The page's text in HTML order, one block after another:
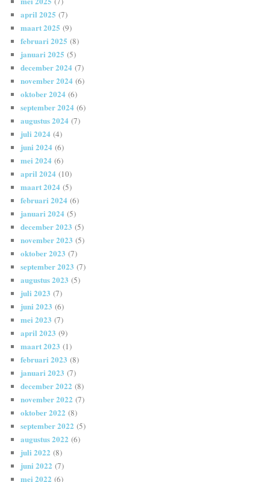
april 2025 (7)
maart 2025 (9)
februari 2025 (8)
januari 2025 (5)
december 2024 (7)
november 2024 (6)
oktober 2024 (6)
september 2024 (6)
augustus 2024 (7)
juli 2024 (4)
juni 2024 (6)
mei 2024 (6)
april 2024 (10)
maart 2024 (5)
februari 2024 (6)
januari 2024 (5)
december 2023 (5)
november 2023 (5)
oktober 2023 (7)
september 2023 (7)
augustus 2023 (5)
juli 2023 (7)
juni 2023 (6)
mei 2023 (7)
april 2023 (9)
maart 2023 (1)
februari 2023 (8)
januari 2023 (7)
december 2022 (8)
november 2022 (7)
oktober 2022 (8)
september 2022 (5)
augustus 2022 (6)
juli 2022 (8)
juni 2022 (7)
mei 2022 (6)